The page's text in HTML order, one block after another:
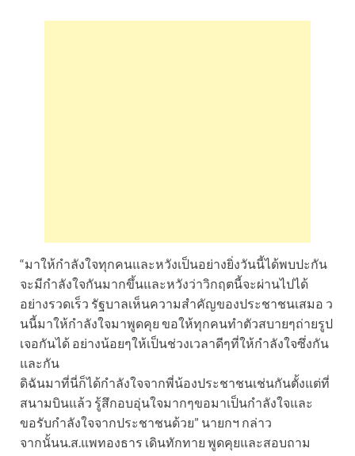
“มาให้กำลังใจทุกคนและหวังเป็นอย่างยิ่งวันนี้ได้พบปะกัน
จะมีกำลังใจกันมากขึ้นและหวังว่าวิกฤตนี้จะผ่านไปได้
อย่างรวดเร็ว รัฐบาลเห็นความสำคัญของประชาชนเสมอ ว
นนี้มาให้กำลังใจมาพูดคุย ขอให้ทุกคนทำตัวสบายๆถ่ายรูป
เจอกันได้ อย่างน้อยๆให้เป็นช่วงเวลาดีๆที่ให้กำลังใจซึ่งกัน
และกัน
ดิฉันมาที่นี่ก็ได้กำลังใจจากพี่น้องประชาชนเช่นกันตั้งแต่ที่
สนามบินแล้ว รู้สึกอบอุ่นใจมากๆขอมาเป็นกำลังใจและ
ขอรับกำลังใจจากประชาชนด้วย” นายกฯ กล่าว
จากนั้นน.ส.แพทองธาร เดินทักทาย พูดคุยและสอบถาม